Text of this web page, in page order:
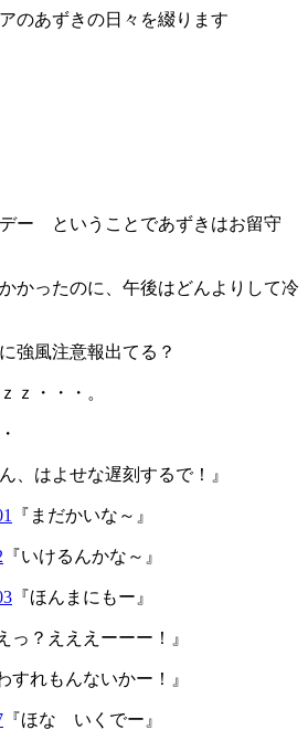
のあずきの日々を綴ります
ー ということであずきはお留守
かったのに、午後はどんよりして冷
強風注意報出てる？
ｚ・・・。
、はよせな遅刻するで！』
『まだかいな～』
『いけるんかな～』
『ほんまにもー』
っ？えええーーー！』
すれもんないかー！』
『ほな いくでー』